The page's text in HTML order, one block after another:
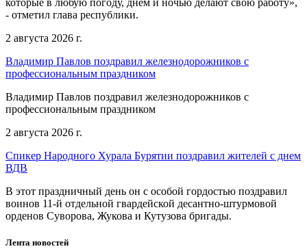
- отметил глава республики.
2 августа 2026 г.
Владимир Павлов поздравил железнодорожников с
профессиональным праздником
Владимир Павлов поздравил железнодорожников с
профессиональным праздником
2 августа 2026 г.
Спикер Народного Хурала Бурятии поздравил жителей с днем
ВДВ
В этот праздничный день он с особой гордостью поздравил
воинов 11-й отдельной гвардейской десантно-штурмовой
орденов Суворова, Жукова и Кутузова бригады.
Лента новостей